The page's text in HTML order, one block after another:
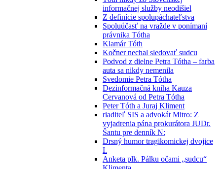
informačnej služby neodišiel
Z definície spolupáchateľstva
Spoluúčasť na vražde v ponímaní
právnika Tótha
Klamár Tóth
Kočner nechal sledovať sudcu
Podvod z dielne Petra Tótha – farba
auta sa nikdy nemenila
Svedomie Petra Tótha
Dezinformačná kniha Kauza
Cervanová od Petra Tótha
Peter Tóth a Juraj Kliment
riaditeľ SIS a advokát Mitro: Z
vyjadrenia pána prokurátora JUDr.
Šantu pre denník N:
Drsný humor tragikomickej dvojice
I.
Anketa plk. Pálku očami „sudcu“